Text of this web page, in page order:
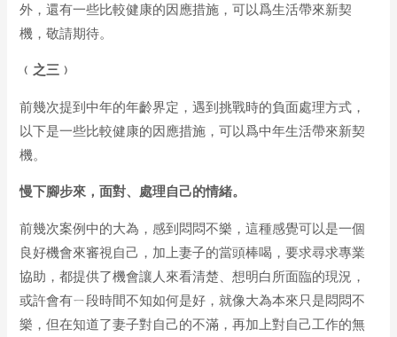
外，還有一些比較健康的因應措施，可以爲生活帶來新契
機，敬請期待。
﹙之三 ﹚
前幾次提到中年的年齡界定，遇到挑戰時的負面處理方式，
以下是一些比較健康的因應措施，可以爲中年生活帶來新契
機。
慢下腳步來，面對、處理自己的情緒。
前幾次案例中的大為，感到悶悶不樂，這種感覺可以是一個
良好機會來審視自己，加上妻子的當頭棒喝，要求尋求專業
協助，都提供了機會讓人來看清楚、想明白所面臨的現況，
或許會有ㄧ段時間不知如何是好，就像大為本來只是悶悶不
樂，但在知道了妻子對自己的不滿，再加上對自己工作的無